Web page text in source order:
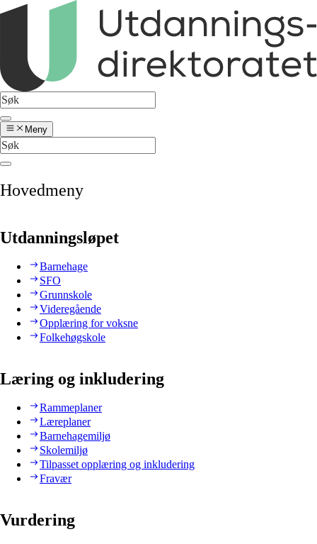
Meny
Hovedmeny
Utdanningsløpet
Barnehage
SFO
Grunnskole
Videregående
Opplæring for voksne
Folkehøgskole
Læring og inkludering
Rammeplaner
Læreplaner
Barnehagemiljø
Skolemiljø
Tilpasset opplæring og inkludering
Fravær
Vurdering